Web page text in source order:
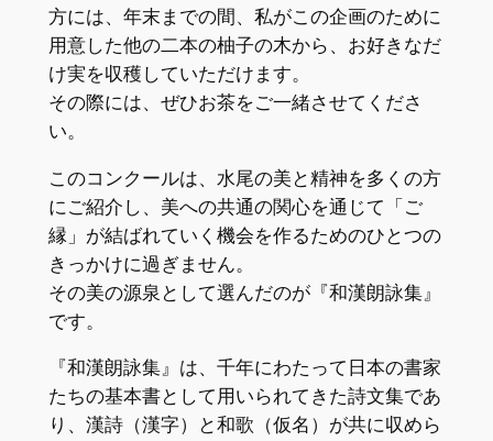
方には、年末までの間、私がこの企画のために
用意した他の二本の柚子の木から、お好きなだ
け実を収穫していただけます。
その際には、ぜひお茶をご一緒させてくださ
い。
このコンクールは、水尾の美と精神を多くの方
にご紹介し、美への共通の関心を通じて「ご
縁」が結ばれていく機会を作るためのひとつの
きっかけに過ぎません。
その美の源泉として選んだのが『和漢朗詠集』
です。
『和漢朗詠集』は、千年にわたって日本の書家
たちの基本書として用いられてきた詩文集であ
り、漢詩（漢字）と和歌（仮名）が共に収めら